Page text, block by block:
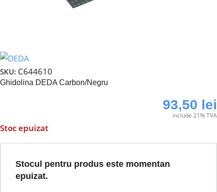
SKU: C644610
Ghidolina DEDA Carbon/Negru
93,50 lei
include 21% TVA
Stoc epuizat
Stocul pentru produs este momentan
epuizat.